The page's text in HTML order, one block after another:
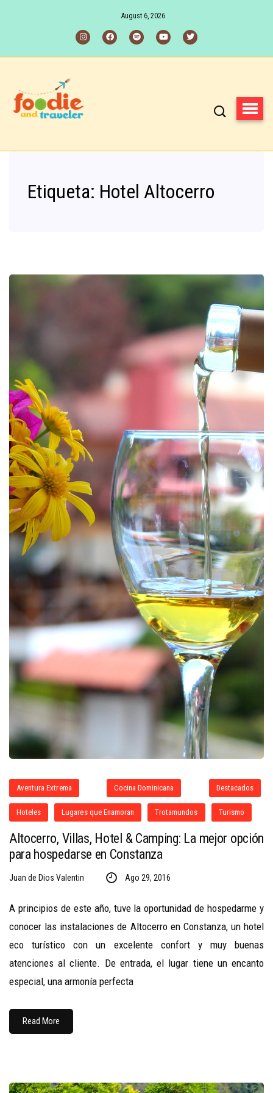
August 6, 2026
Etiqueta: Hotel Altocerro
Aventura Extrema Cocina Dominicana Destacados
Hoteles Lugares que Enamoran Trotamundos Turismo
Altocerro, Villas, Hotel & Camping: La mejor opción
para hospedarse en Constanza
Juan de Dios Valentin Ago 29, 2016
A principios de este año, tuve la oportunidad de hospedarme y
conocer las instalaciones de Altocerro en Constanza, un hotel
eco turístico con un excelente confort y muy buenas
atenciones al cliente. De entrada, el lugar tiene un encanto
especial, una armonía perfecta
Read More